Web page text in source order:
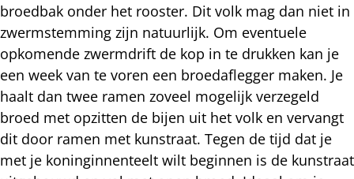
broedbak onder het rooster. Dit volk mag dan niet in
zwermstemming zijn natuurlijk. Om eventuele
opkomende zwermdrift de kop in te drukken kan je
een week van te voren een broedaflegger maken. Je
haalt dan twee ramen zoveel mogelijk verzegeld
broed met opzitten de bijen uit het volk en vervangt
dit door ramen met kunstraat. Tegen de tijd dat je
met je koninginnenteelt wilt beginnen is de kunstraat